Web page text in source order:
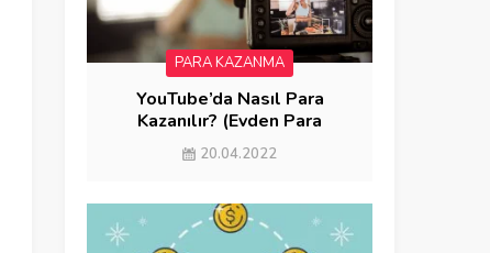
PARA KAZANMA
YouTube’da Nasıl Para
Kazanılır? (Evden Para
Kazanma)
20.04.2022